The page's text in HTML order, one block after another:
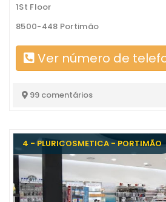
1St Floor
8500-448 Portimão
Ver número de
99 comentários
4 - PLURICOSMETICA - PORTIMÃO